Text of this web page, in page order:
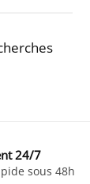
24/7
sous 48h